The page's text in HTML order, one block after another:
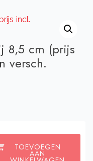
8,5 cm (prijs
versch.
TOEVOEGEN
AAN